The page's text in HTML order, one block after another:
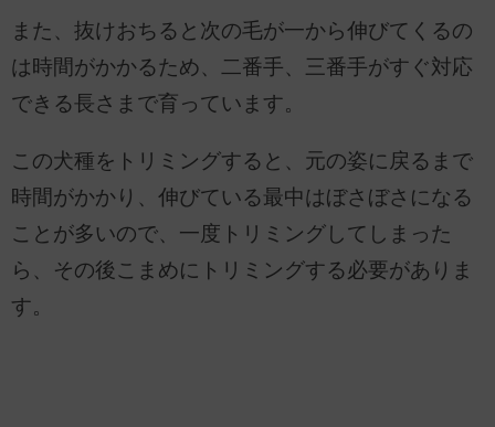
また、抜けおちると次の毛が一から伸びてくるの
は時間がかかるため、二番手、三番手がすぐ対応
できる長さまで育っています。
この犬種をトリミングすると、元の姿に戻るまで
時間がかかり、伸びている最中はぼさぼさになる
ことが多いので、一度トリミングしてしまった
ら、その後こまめにトリミングする必要がありま
す。